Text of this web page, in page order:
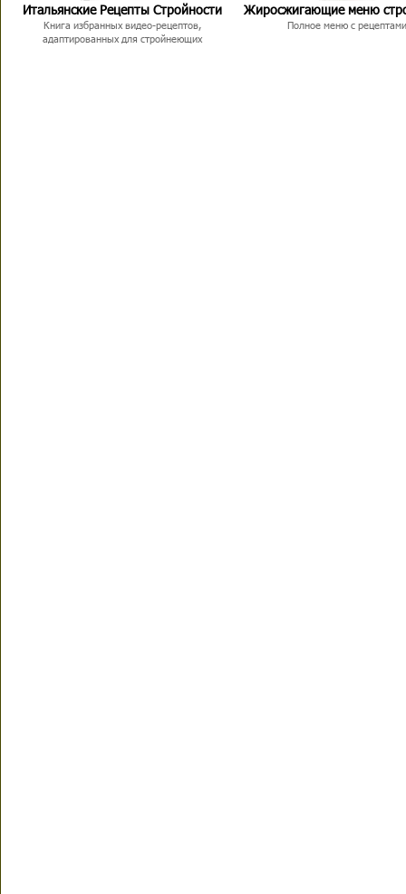
Итальянские Рецепты Стройности
Книга избранных видео-рецептов,
адаптированных для стройнеющих
Жиросжигающие меню
Полное меню с рецептами